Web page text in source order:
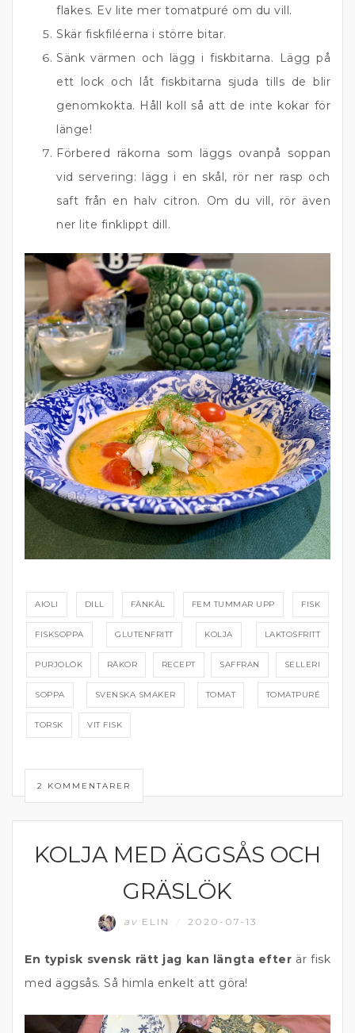
flakes. Ev lite mer tomatpuré om du vill.
Skär fiskfiléerna i större bitar.
Sänk värmen och lägg i fiskbitarna. Lägg på
ett lock och låt fiskbitarna sjuda tills de blir
genomkokta. Håll koll så att de inte kokar för
länge!
Förbered räkorna som läggs ovanpå soppan
vid servering: lägg i en skål, rör ner rasp och
saft från en halv citron. Om du vill, rör även
ner lite finklippt dill.
AIOLI DILL FÄNKÅL FEM TUMMAR UPP FISK
FISKSOPPA GLUTENFRITT KOLJA LAKTOSFRITT
PURJOLÖK RÄKOR RECEPT SAFFRAN SELLERI
SOPPA SVENSKA SMAKER TOMAT TOMATPURÉ
TORSK VIT FISK
2 KOMMENTARER
FISK
KOLJA MED ÄGGSÅS OCH
GRÄSLÖK
av ELIN 2020-07-13
En typisk svensk rätt jag kan längta efter är fisk
med äggsås. Så himla enkelt att göra!